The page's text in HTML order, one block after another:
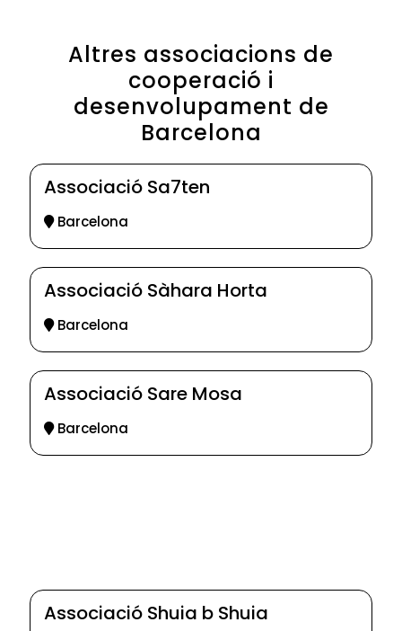
Altres associacions de
cooperació i
desenvolupament de
Barcelona
Associació Sa7ten
Barcelona
Associació Sàhara Horta
Barcelona
Associació Sare Mosa
Barcelona
Associació Shuia b Shuia